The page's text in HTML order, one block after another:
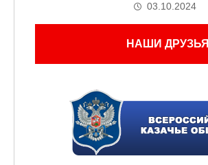
03.10.2024
НАШИ ДРУЗЬЯ